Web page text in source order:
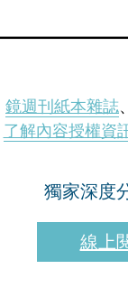
鏡週刊紙本雜誌、
了解內容授權資
獨家深度
線上